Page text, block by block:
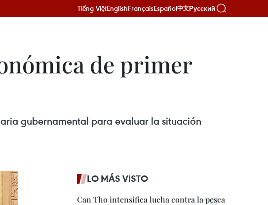
Tiếng ViệtEnglishFrançaisEspañol中文Русский
de primer
gubernamental para evaluar la situación
LO MÁS VISTO
Can Tho intensifica lucha contra la pesca